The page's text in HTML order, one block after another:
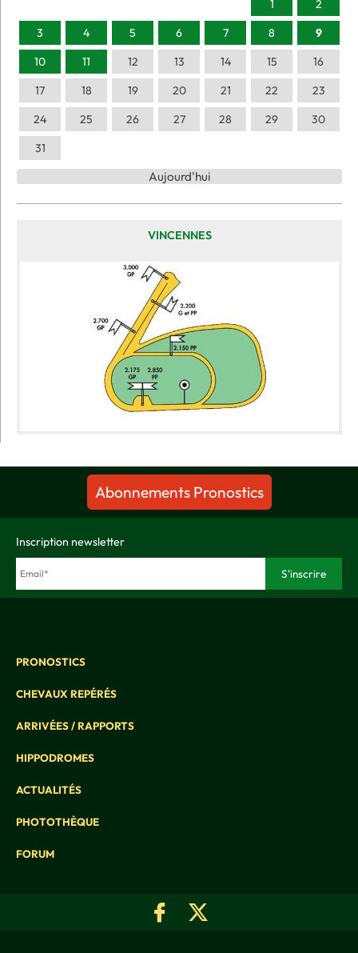
1
2
3
4 5 6 7 8
9
10
11 12 13 14 15
16
17
18 19 20 21 22
23
24
25 26 27 28 29
30
31
Aujourd'hui
VINCENNES
Abonnements Pronostics
Inscription newsletter
PRONOSTICS
CHEVAUX REPÉRÉS
ARRIVÉES / RAPPORTS
HIPPODROMES
ACTUALITÉS
PHOTOTHÈQUE
FORUM